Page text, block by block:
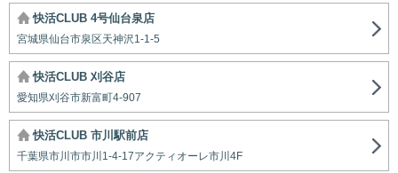
快活CLUB 4号仙台泉店
宮城県仙台市泉区天神沢1-1-5
快活CLUB 刈谷店
愛知県刈谷市新富町4-907
快活CLUB 市川駅前店
千葉県市川市市川1-4-17アクティオーレ市川4F